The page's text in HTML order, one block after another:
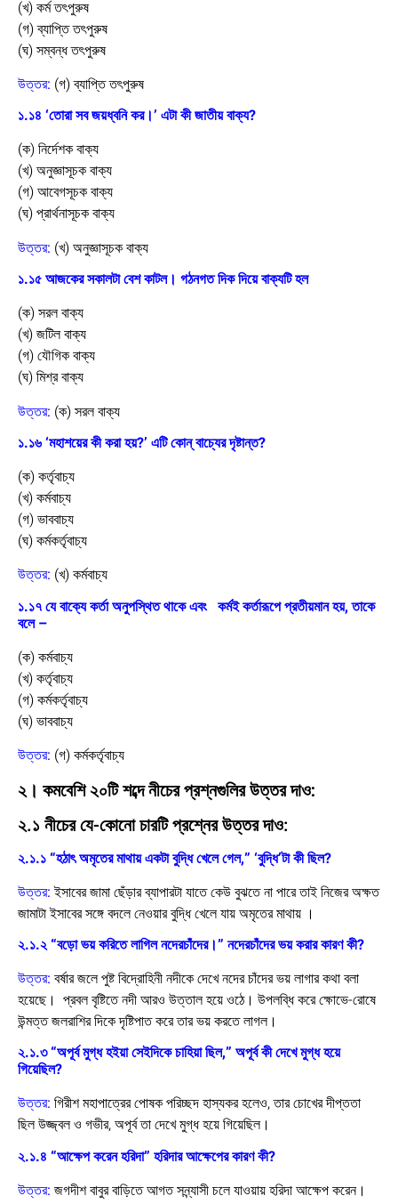
(খ) কর্ম তৎপুরুষ
(গ) ব্যাপ্তি তৎপুরুষ
(ঘ) সম্বন্ধ তৎপুরুষ
উত্তর: (গ) ব্যাপ্তি তৎপুরুষ
১.১৪ ‘তোরা সব জয়ধ্বনি কর।’ এটা কী জাতীয় বাক্য?
(ক) নির্দেশক বাক্য
(খ) অনুজ্ঞাসূচক বাক্য
(গ) আবেগসূচক বাক্য
(ঘ) প্রার্থনাসূচক বাক্য
উত্তর: (খ) অনুজ্ঞাসূচক বাক্য
১.১৫ আজকের সকালটা বেশ কাটল। গঠনগত দিক দিয়ে বাক্যটি হল
(ক) সরল বাক্য
(খ) জটিল বাক্য
(গ) যৌগিক বাক্য
(ঘ) মিশ্র বাক্য
উত্তর: (ক) সরল বাক্য
১.১৬ ‘মহাশয়ের কী করা হয়?’ এটি কোন্ বাচ্যের দৃষ্টান্ত?
(ক) কর্তৃবাচ্য
(খ) কর্মবাচ্য
(গ) ভাববাচ্য
(ঘ) কর্মকর্তৃবাচ্য
উত্তর: (খ) কর্মবাচ্য
১.১৭ যে বাক্যে কর্তা অনুপস্থিত থাকে এবং কর্মই কর্তারূপে প্রতীয়মান হয়, তাকে
বলে –
(ক) কর্মবাচ্য
(খ) কর্তৃবাচ্য
(গ) কর্মকর্তৃবাচ্য
(ঘ) ভাববাচ্য
উত্তর: (গ) কর্মকর্তৃবাচ্য
২। কমবেশি ২০টি শব্দে নীচের প্রশ্নগুলির উত্তর দাও:
২.১ নীচের যে-কোনো চারটি প্রশ্নের উত্তর দাও:
২.১.১ “হঠাৎ অমৃতের মাথায় একটা বুদ্ধি খেলে গেল,” ‘বুদ্ধি’টা কী ছিল?
উত্তর: ইসাবের জামা ছেঁড়ার ব্যাপারটা যাতে কেউ বুঝতে না পারে তাই নিজের অক্ষত
জামাটা ইসাবের সঙ্গে বদলে নেওয়ার বুদ্ধি খেলে যায় অমৃতের মাথায় ।
২.১.২ “বড়ো ভয় করিতে লাগিল নদেরচাঁদের।” নদেরচাঁদের ভয় করার কারণ কী?
উত্তর: বর্ষার জলে পুষ্ট বিদ্রোহিনী নদীকে দেখে নদের চাঁদের ভয় লাগার কথা বলা
হয়েছে। প্রবল বৃষ্টিতে নদী আরও উত্তাল হয়ে ওঠে। উপলব্ধি করে ক্ষোভে-রোষে
উন্মত্ত জলরাশির দিকে দৃষ্টিপাত করে তার ভয় করতে লাগল।
২.১.৩ “অপূর্ব মুগ্ধ হইয়া সেইদিকে চাহিয়া ছিল,” অপূর্ব কী দেখে মুগ্ধ হয়ে
গিয়েছিল?
উত্তর: গিরীশ মহাপাত্রের পোষক পরিচ্ছদ হাস্যকর হলেও, তার চোখের দীপ্ততা
ছিল উজ্জ্বল ও গভীর, অপূর্ব তা দেখে মুগ্ধ হয়ে গিয়েছিল।
২.১.৪ “আক্ষেপ করেন হরিদা” হরিদার আক্ষেপের কারণ কী?
উত্তর: জগদীশ বাবুর বাড়িতে আগত সন্ন্যাসী চলে যাওয়ায় হরিদা আক্ষেপ করেন।